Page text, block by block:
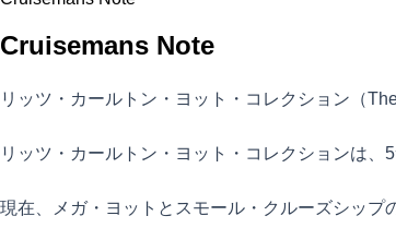
Cruisemans Note
リッツ・カールトン・ヨット・コレクション（
リッツ・カールトン・ヨット・コレクションは
現在、メガ・ヨットとスモール・クルーズシップ